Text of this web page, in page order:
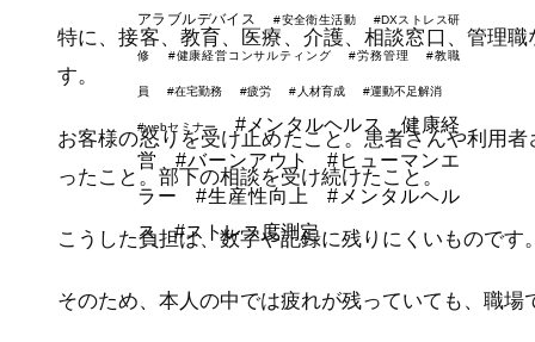
特に、接客、教育、医療、介護、相談窓口、管理
す。
お客様の怒りを受け止めたこと。患者さんや利用
ったこと。部下の相談を受け続けたこと。
こうした負担は、数字や記録に残りにくいものです
そのため、本人の中では疲れが残っていても、職
アラブルデバイス #安全衛生活動 #DXストレス研
修 #健康経営コンサルティング #労務管理 #教職
員 #在宅勤務 #疲労 #人材育成 #運動不足解消
#webセミナー
#メンタルヘルス，健康経
営
#バーンアウト
#ヒューマンエ
ラー
#生産性向上
#メンタルヘル
ス
#ストレス度測定